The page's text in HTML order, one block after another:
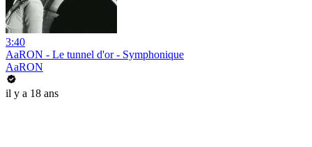
3:40
AaRON - Le tunnel d'or - Symphonique
AaRON
il y a 18 ans